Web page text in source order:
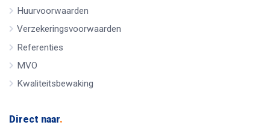
Huurvoorwaarden
Verzekeringsvoorwaarden
Referenties
MVO
Kwaliteitsbewaking
Direct naar.